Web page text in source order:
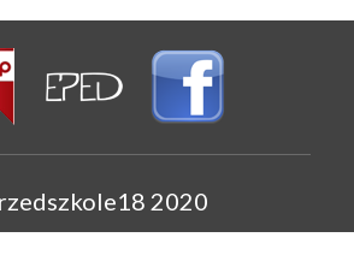
2020